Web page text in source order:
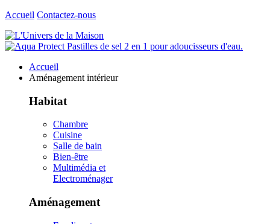
Accueil Contactez-nous
Accueil
Aménagement intérieur
Habitat
Chambre
Cuisine
Salle de bain
Bien-être
Multimédia et
Electroménager
Aménagement